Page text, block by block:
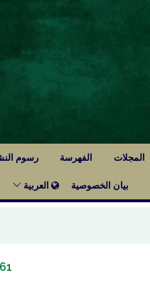
المجلات الفهرسة رسوم
بيان الخصوصية العربية